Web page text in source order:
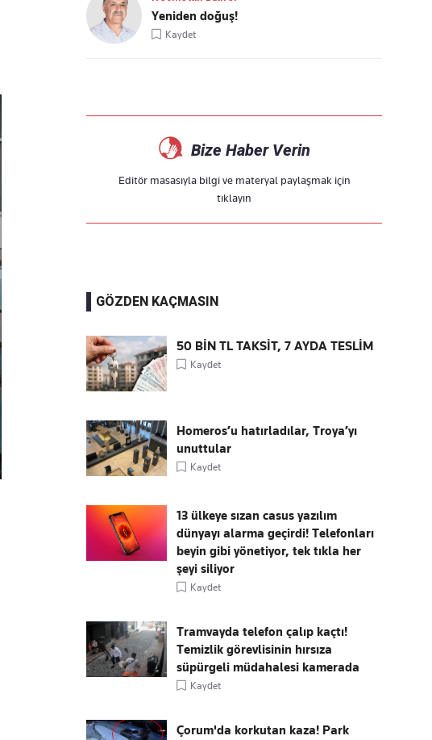
Yeniden doğuş!
Kaydet
Bize Haber Verin
Editör masasıyla bilgi ve materyal paylaşmak için
tıklayın
GÖZDEN KAÇMASIN
50 BİN TL TAKSİT, 7 AYDA TESLİM
Kaydet
Homeros’u hatırladılar, Troya’yı
unuttular
Kaydet
13 ülkeye sızan casus yazılım
dünyayı alarma geçirdi! Telefonları
beyin gibi yönetiyor, tek tıkla her
şeyi siliyor
Kaydet
Tramvayda telefon çalıp kaçtı!
Temizlik görevlisinin hırsıza
süpürgeli müdahalesi kamerada
Kaydet
Çorum'da korkutan kaza! Park